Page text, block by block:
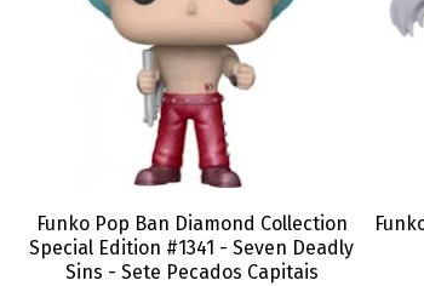
Funko Pop Ban Diamond Collection
Special Edition #1341 - Seven Deadly
Sins - Sete Pecados Capitais